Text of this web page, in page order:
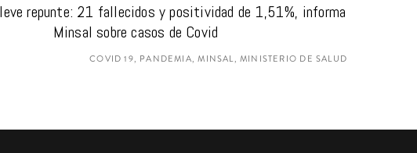
repunte: 21 fallecidos y positividad de 1,51%, informa
Minsal sobre casos de Covid
COVID 19, PANDEMIA, MINSAL, MINISTERIO DE SALUD